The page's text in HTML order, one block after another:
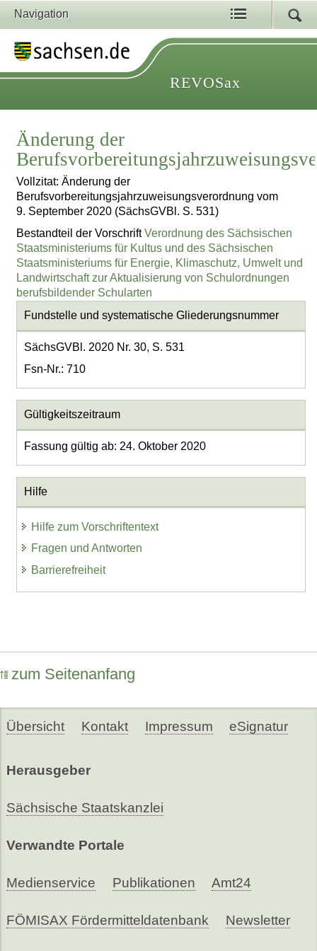
Navigation
REVOSax
Änderung der
Vollzitat: Änderung der
Berufsvorbereitungsjahrzuweisungsverordnung vom
9. September 2020 (SächsGVBl. S. 531)
Bestandteil der VorschriftVerordnung des Sächsischen
Staatsministeriums für Kultus und des Sächsischen
Staatsministeriums für Energie, Klimaschutz, Umwelt und
Landwirtschaft zur Aktualisierung von Schulordnungen
berufsbildender Schularten
Fundstelle und systematische Gliederungsnummer
SächsGVBl. 2020 Nr. 30, S. 531
Fsn-Nr.: 710
Gültigkeitszeitraum
Fassung gültig ab: 24. Oktober 2020
Hilfe
Hilfe zum Vorschriftentext
Fragen und Antworten
Barrierefreiheit
zum Seitenanfang
Übersicht Kontakt Impressum eSignatur
Herausgeber
Sächsische Staatskanzlei
Verwandte Portale
Medienservice Publikationen Amt24
FÖMISAX Fördermitteldatenbank Newsletter